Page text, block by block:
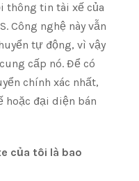
thông tin tài xế của
Công nghệ này vẫn
tự động, vì vậy
cấp nó. Để có
chính xác nhất,
hoặc đại diện bán
của tôi là bao